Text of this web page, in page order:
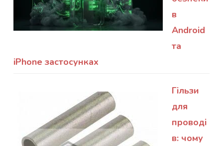
в
Android
та
iPhone застосунках
Гільзи
для
проводі
в: чому